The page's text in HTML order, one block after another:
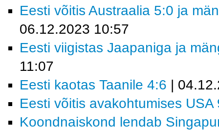
Eesti võitis Austraalia 5:0 ja
06.12.2023 10:57
Eesti viigistas Jaapaniga ja
11:07
Eesti kaotas Taanile 4:6 |
Eesti võitis avakohtumises USA
Koondnaiskond lendab